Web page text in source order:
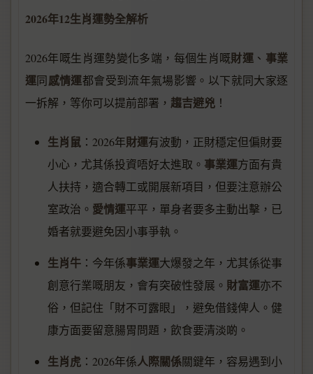
2026年12生肖運勢全解析
2026年嘅生肖運勢變化多端，每個生肖嘅財運 、 事業
運同感情運都會受到流年氣場影響。以下就同大家逐
一拆解，等你可以提前部署， 趨吉避兇 ！
生肖鼠 ：2026年財運有波動，正財穩定但偏財要
小心，尤其係投資唔好太進取。 事業運方面有貴
人扶持，適合轉工或開展新項目，但要注意辦公
室政治。 愛情運平平，單身者要多主動出擊，已
婚者就要避免因小事爭執。
生肖牛 ：今年係事業運大爆發之年，尤其係從事
創意行業嘅朋友，會有突破性發展。 財富運亦不
俗，但記住「財不可露眼」，避免借錢俾人。健
康方面要留意腸胃問題，飲食要清淡啲。
生肖虎 ：2026年係人際關係關鍵年，容易遇到小